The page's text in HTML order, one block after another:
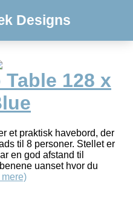
Designs
128 x
et praktisk havebord, der
til 8 personer. Stellet er
en god afstand til
uanset hvor du